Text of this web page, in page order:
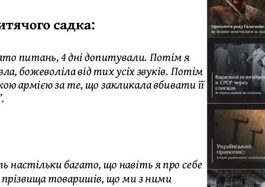
садка:
питань, 4 дні допитували. Потім я
божеволіла від тих усіх звуків. Потім
армією за те, що закликала вбивати її
багато, що навіть я про себе
прізвища товаришів, що ми з ними